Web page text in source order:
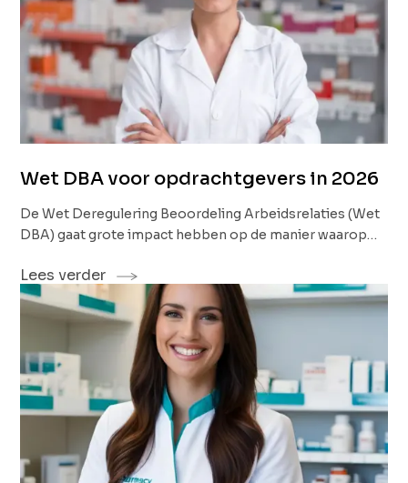
Wet DBA voor opdrachtgevers in 2026
De Wet Deregulering Beoordeling Arbeidsrelaties (Wet
DBA) gaat grote impact hebben op de manier waarop
2026 gaan samenwerken. Wat houdt de wet precies in en
waarom is dit belangrijk voor de zorgsector? En hoe
kunnen opdrachtgevers zich hierop voorbereiden?
Lees verder